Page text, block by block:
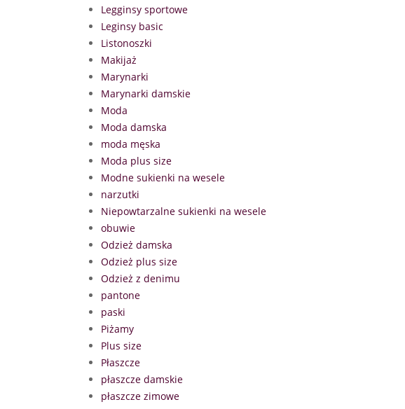
Legginsy sportowe
Leginsy basic
Listonoszki
Makijaż
Marynarki
Marynarki damskie
Moda
Moda damska
moda męska
Moda plus size
Modne sukienki na wesele
narzutki
Niepowtarzalne sukienki na wesele
obuwie
Odzież damska
Odzież plus size
Odzież z denimu
pantone
paski
Piżamy
Plus size
Płaszcze
płaszcze damskie
płaszcze zimowe